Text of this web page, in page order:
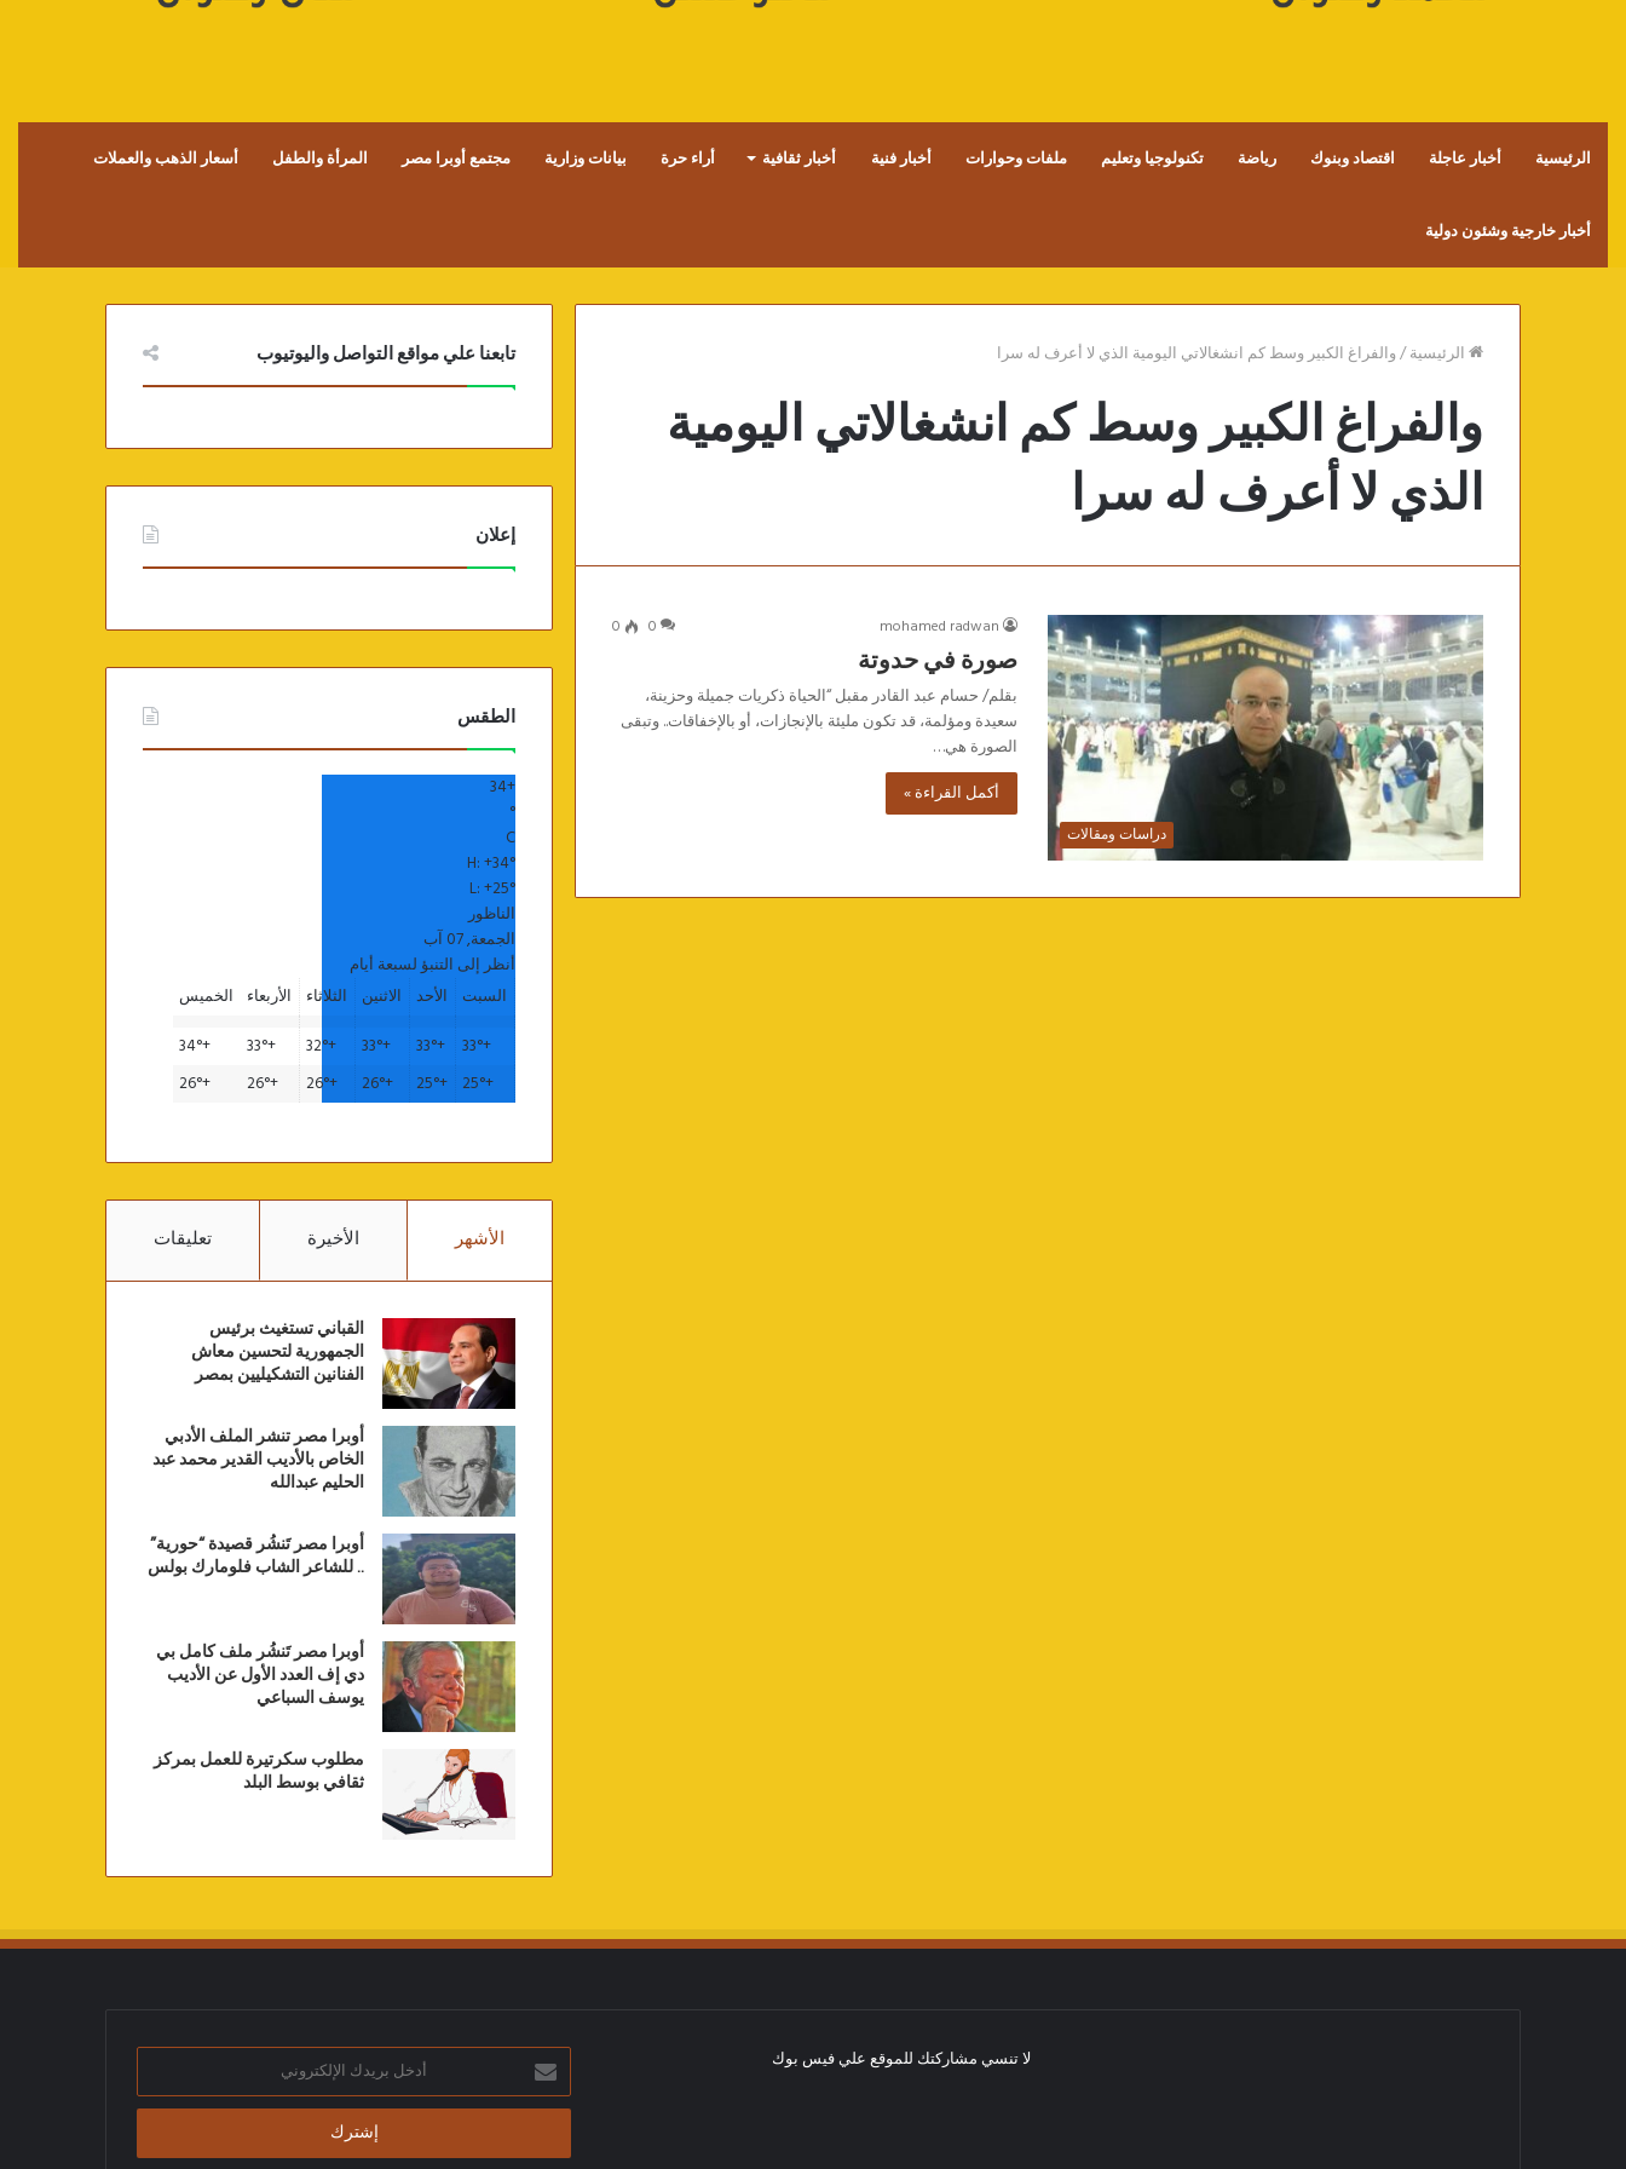
الرئيسية أخبار عاجلة اقتصاد وبنوك رياضة تكنولوجيا وتعليم ملفات وحوارات أخبار فنية أخبار ثقافية أراء حرة بيانات وزارية مجتمع أوبرا مصر المرأة والطفل أسعار الذهب والعملات
أخبار خارجية وشئون دولية
الرئيسية/والفراغ الكبير وسط كم انشغالاتي اليومية الذي لا أعرف له سرا
والفراغ الكبير وسط كم انشغالاتي اليومية
الذي لا أعرف له سرا
دراسات ومقالات
mohamed radwan
0
0
صورة في حدوتة
بقلم/ حسام عبد القادر مقبل “الحياة ذكريات جميلة وحزينة،
سعيدة ومؤلمة، قد تكون مليئة بالإنجازات، أو بالإخفاقات.. وتبقى
الصورة هي…
أكمل القراءة »
تابعنا علي مواقع التواصل واليوتيوب
إعلان
الطقس
+
34
°
C
H:+34°
L:+25°
الناظور
الجمعة, 07 آب
أنظر إلى التنبؤ لسبعة أيام
السبت
الأحد الاثنين الثلاثاء الأربعاء
الخميس
+
33°
+
33°
+
33°
+
32°
+
33°
+
34°
+
25°
+
25°
+
26°
+
26°
+
26°
+
26°
الأشهر الأخيرة تعليقات
القباني تستغيث برئيس
الجمهورية لتحسين معاش
الفنانين التشكيليين بمصر
أوبرا مصر تنشر الملف الأدبي
الخاص بالأديب القدير محمد عبد
الحليم عبدالله
أوبرا مصر تَنشُر قصيدة “حورية”
.. للشاعر الشاب فلومارك بولس
أوبرا مصر تَنشُر ملف كامل بي
دي إف العدد الأول عن الأديب
يوسف السباعي
مطلوب سكرتيرة للعمل بمركز
ثقافي بوسط البلد
لا تنسي مشاركتك للموقع علي فيس بوك
أدخل
بريدك
الإلكتروني